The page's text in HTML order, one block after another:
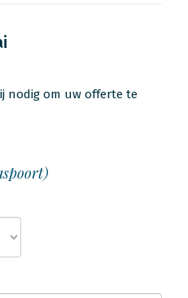
nodig om uw offerte te